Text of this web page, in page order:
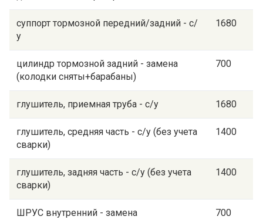
суппорт тормозной передний/задний - с/
у
1680
цилиндр тормозной задний - замена
(колодки сняты+барабаны)
700
глушитель, приемная труба - с/у 1680
глушитель, средняя часть - с/у (без учета
сварки)
1400
глушитель, задняя часть - с/у (без учета
сварки)
1400
ШРУС внутренний - замена 700